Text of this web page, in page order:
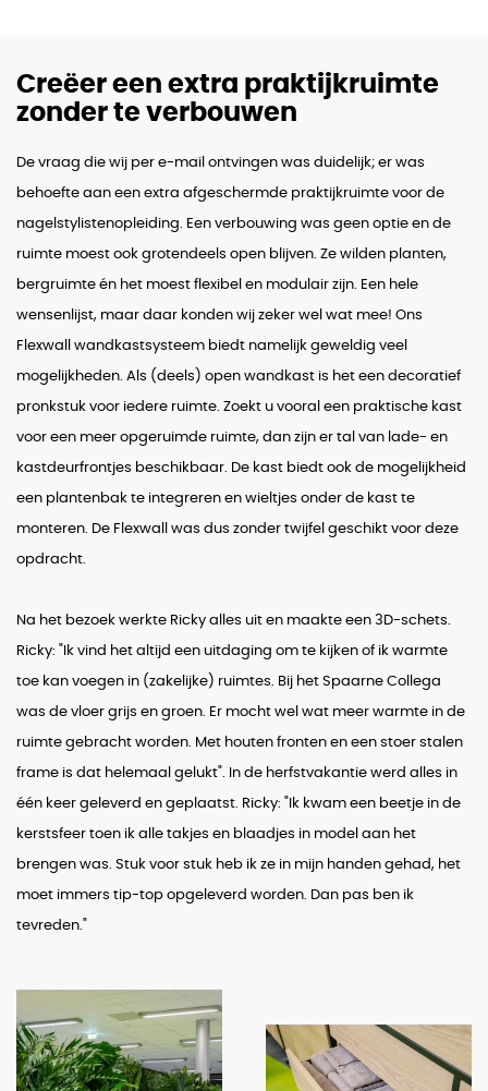
Creëer een extra praktijkruimte
zonder te verbouwen
De vraag die wij per e-mail ontvingen was duidelijk; er was
behoefte aan een extra afgeschermde praktijkruimte voor de
nagelstylistenopleiding. Een verbouwing was geen optie en de
ruimte moest ook grotendeels open blijven. Ze wilden planten,
bergruimte én het moest flexibel en modulair zijn. Een hele
wensenlijst, maar daar konden wij zeker wel wat mee! Ons
Flexwall wandkastsysteem biedt namelijk geweldig veel
mogelijkheden. Als (deels) open wandkast is het een decoratief
pronkstuk voor iedere ruimte. Zoekt u vooral een praktische kast
voor een meer opgeruimde ruimte, dan zijn er tal van lade- en
kastdeurfrontjes beschikbaar. De kast biedt ook de mogelijkheid
een plantenbak te integreren en wieltjes onder de kast te
monteren. De Flexwall was dus zonder twijfel geschikt voor deze
opdracht.
Na het bezoek werkte Ricky alles uit en maakte een 3D-schets.
Ricky: "Ik vind het altijd een uitdaging om te kijken of ik warmte
toe kan voegen in (zakelijke) ruimtes. Bij het Spaarne Collega
was de vloer grijs en groen. Er mocht wel wat meer warmte in de
ruimte gebracht worden. Met houten fronten en een stoer stalen
frame is dat helemaal gelukt". In de herfstvakantie werd alles in
één keer geleverd en geplaatst. Ricky: "Ik kwam een beetje in de
kerstsfeer toen ik alle takjes en blaadjes in model aan het
brengen was. Stuk voor stuk heb ik ze in mijn handen gehad, het
moet immers tip-top opgeleverd worden. Dan pas ben ik
tevreden."